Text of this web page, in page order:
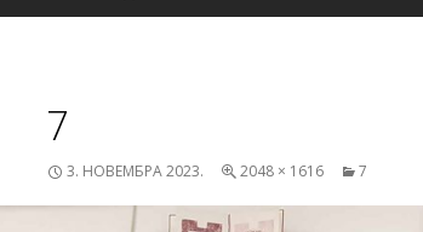
7
3. НОВЕМБРА 2023. 2048 × 1616 7